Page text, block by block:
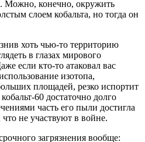
Можно, конечно, окружить
слоем кобальта, но тогда он
хоть чью-то территорию
в глазах мирового
если кто-то атаковал вас
изотопа,
площадей, резко испортит
60 достаточно долго
часть его пыли достигла
не участвуют в войне.
загрязнения вообще: